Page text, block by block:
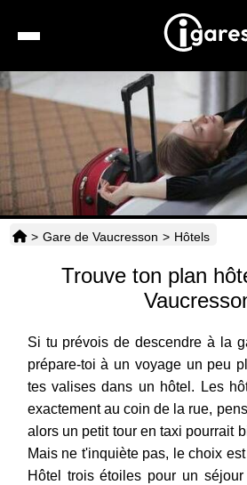
Location
Hôtels
Taxis
> Gare de Vaucresson > Hôtels
Trouve ton plan
Si tu prévois de descendre à la
prépare-toi à un voyage un peu
tes valises dans un hôtel. Les
exactement au coin de la rue,
alors un petit tour en taxi pourrait
Mais ne t'inquiète pas, le choix
Hôtel trois étoiles pour un